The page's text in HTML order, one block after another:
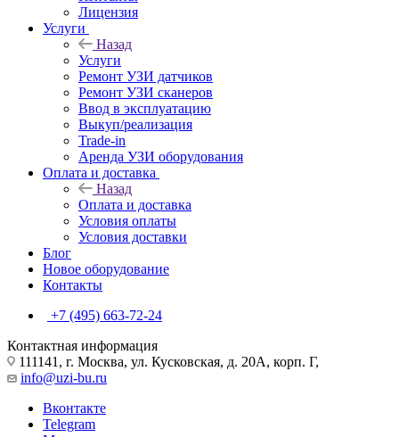
Лицензия
Услуги
Назад
Услуги
Ремонт УЗИ датчиков
Ремонт УЗИ сканеров
Ввод в эксплуатацию
Выкуп/реализация
Trade-in
Аренда УЗИ оборудования
Оплата и доставка
Назад
Оплата и доставка
Условия оплаты
Условия доставки
Блог
Новое оборудование
Контакты
+7 (495) 663-72-24
Контактная информация
111141, г. Москва, ул. Кусковская, д. 20А, корп. Г,
info@uzi-bu.ru
Вконтакте
Telegram